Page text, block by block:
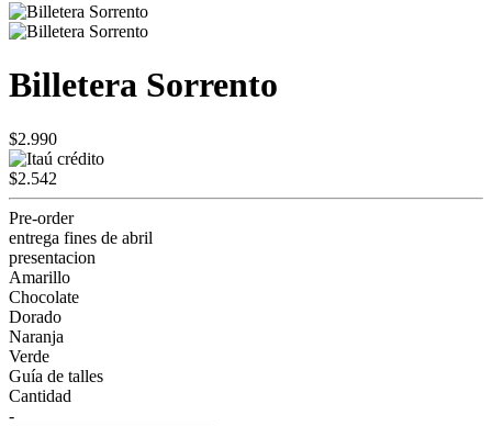
Billetera Sorrento
$2.990
$2.542
Pre-order
entrega fines de abril
presentacion
Amarillo
Chocolate
Dorado
Naranja
Verde
Guía de talles
Cantidad
-